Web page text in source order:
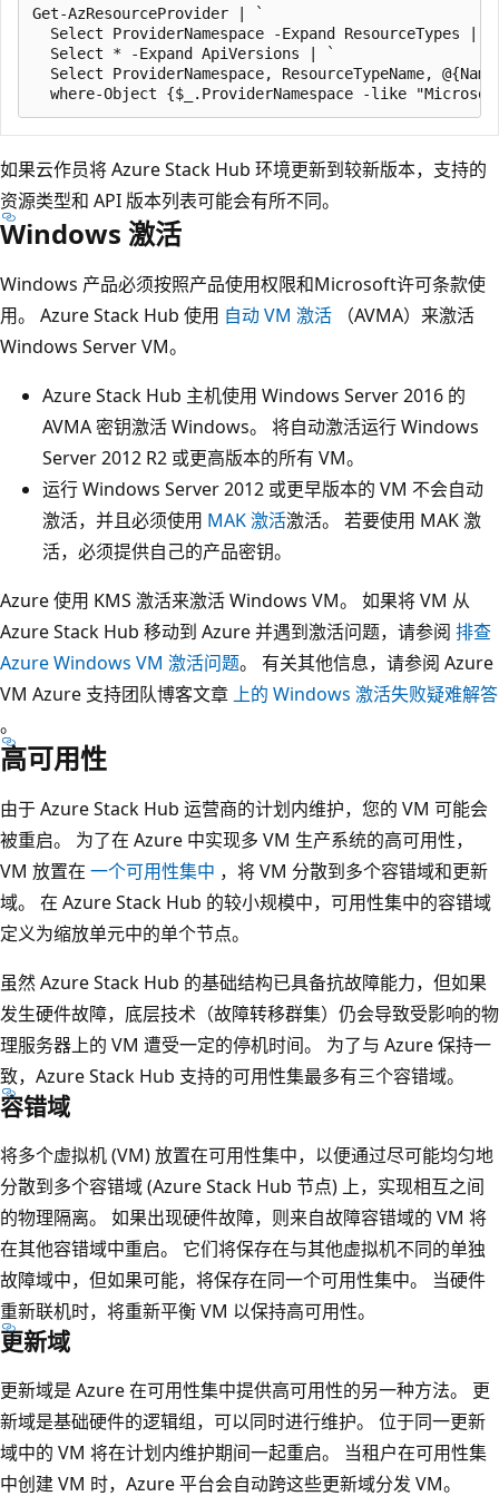
Get-AzResourceProvider | `
  Select ProviderNamespace -Expand ResourceTypes | `
  Select * -Expand ApiVersions | `
Select ProviderNamespace, ResourceTypeName,
如果云作员将 Azure Stack Hub 环境更新到较新版本，支持的
资源类型和 API 版本列表可能会有所不同。
Windows 激活
Windows 产品必须按照产品使用权限和Microsoft许可条款使
用。 Azure Stack Hub 使用 自动 VM 激活 （AVMA）来激活
Windows Server VM。
Azure Stack Hub 主机使用 Windows Server 2016 的
AVMA 密钥激活 Windows。 将自动激活运行 Windows
Server 2012 R2 或更高版本的所有 VM。
运行 Windows Server 2012 或更早版本的 VM 不会自动
激活，并且必须使用 MAK 激活激活。 若要使用 MAK 激
活，必须提供自己的产品密钥。
Azure 使用 KMS 激活来激活 Windows VM。 如果将 VM 从
Azure Stack Hub 移动到 Azure 并遇到激活问题，请参阅 排查
Azure Windows VM 激活问题。 有关其他信息，请参阅 Azure
VM Azure 支持团队博客文章 上的 Windows 激活失败疑难解答
。
高可用性
由于 Azure Stack Hub 运营商的计划内维护，您的 VM 可能会
被重启。 为了在 Azure 中实现多 VM 生产系统的高可用性，
VM 放置在 一个可用性集中 ，将 VM 分散到多个容错域和更新
域。 在 Azure Stack Hub 的较小规模中，可用性集中的容错域
定义为缩放单元中的单个节点。
虽然 Azure Stack Hub 的基础结构已具备抗故障能力，但如果
发生硬件故障，底层技术（故障转移群集）仍会导致受影响的物
理服务器上的 VM 遭受一定的停机时间。 为了与 Azure 保持一
致，Azure Stack Hub 支持的可用性集最多有三个容错域。
容错域
将多个虚拟机 (VM) 放置在可用性集中，以便通过尽可能均匀地
分散到多个容错域 (Azure Stack Hub 节点) 上，实现相互之间
的物理隔离。 如果出现硬件故障，则来自故障容错域的 VM 将
在其他容错域中重启。 它们将保存在与其他虚拟机不同的单独
故障域中，但如果可能，将保存在同一个可用性集中。 当硬件
重新联机时，将重新平衡 VM 以保持高可用性。
更新域
更新域是 Azure 在可用性集中提供高可用性的另一种方法。 更
新域是基础硬件的逻辑组，可以同时进行维护。 位于同一更新
域中的 VM 将在计划内维护期间一起重启。 当租户在可用性集
中创建 VM 时，Azure 平台会自动跨这些更新域分发 VM。